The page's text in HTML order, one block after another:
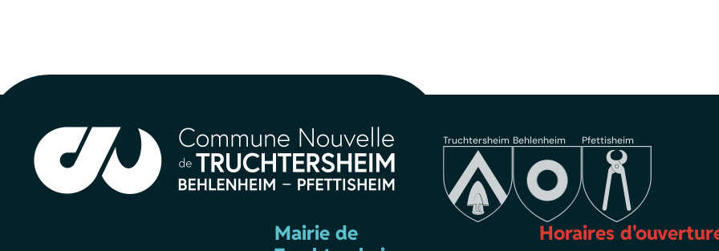
Truchtersheim Behlenheim Pfettisheim
Mairie de
Horaires